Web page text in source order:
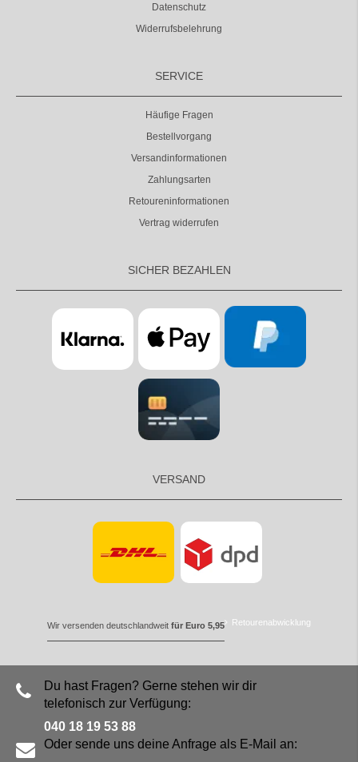
Datenschutz
Widerrufsbelehrung
SERVICE
Häufige Fragen
Bestellvorgang
Versandinformationen
Zahlungsarten
Retoureninformationen
Vertrag widerrufen
SICHER BEZAHLEN
VERSAND
Wir versenden deutschlandweit für Euro 5,95 Retourenabwicklung
Du hast Fragen? Gerne stehen wir dir
telefonisch zur Verfügung:
040 18 19 53 88
Oder sende uns deine Anfrage als E-Mail an: